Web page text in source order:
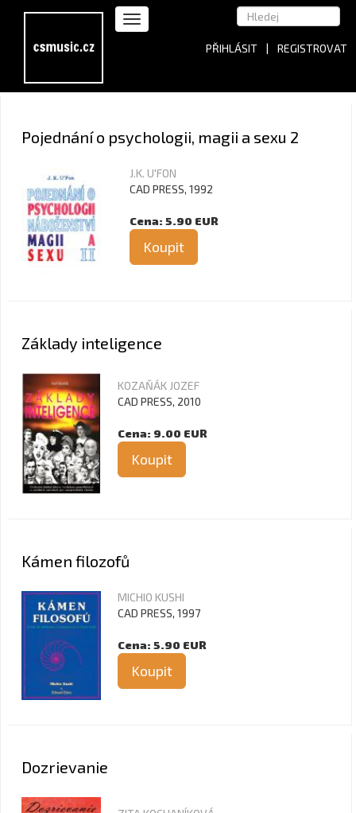
PŘIHLÁSIT | REGISTROVAT
Pojednání o psychologii, magii a sexu 2
J.K. U'FON
CAD PRESS, 1992
Cena: 5.90 EUR
Koupit
Základy inteligence
KOZAŇÁK JOZEF
CAD PRESS, 2010
Cena: 9.00 EUR
Koupit
Kámen filozofů
MICHIO KUSHI
CAD PRESS, 1997
Cena: 5.90 EUR
Koupit
Dozrievanie